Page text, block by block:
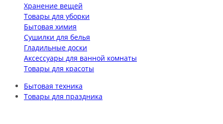
Хранение вещей
Товары для уборки
Бытовая химия
Сушилки для белья
Гладильные доски
Аксессуары для ванной комнаты
Товары для красоты
Бытовая техника
Товары для праздника